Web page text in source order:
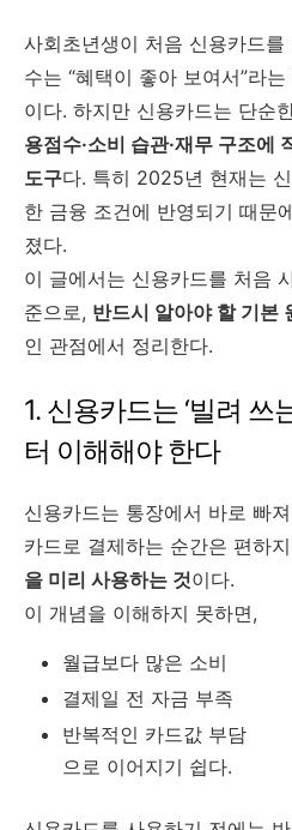
사회초년생이 처음 신용카드
수는 “혜택이 좋아 보여서”라
이다. 하지만 신용카드는 단순
용점수·소비 습관·재무 구조에
도구다. 특히 2025년 현재는
한 금융 조건에 반영되기 때문
졌다.
이 글에서는 신용카드를 처음
준으로, 반드시 알아야 할 기본
인 관점에서 정리한다.
1. 신용카드는 ‘빌려 쓰
터 이해해야 한다
신용카드는 통장에서 바로 빠
카드로 결제하는 순간은 편하
을 미리 사용하는 것이다.
이 개념을 이해하지 못하면,
월급보다 많은 소비
결제일 전 자금 부족
반복적인 카드값 부담
으로 이어지기 쉽다.